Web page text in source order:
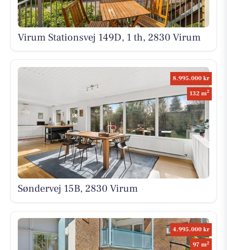
Virum Stationsvej 149D, 1 th, 2830 Virum
8.995.000 kr
132 m2
Søndervej 15B, 2830 Virum
4.995.000 kr
97 m2